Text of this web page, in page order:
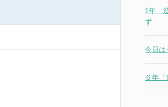
1年
ず
今日は
６年「